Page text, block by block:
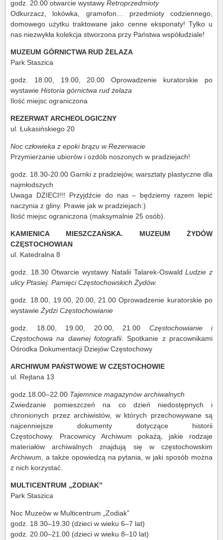
godz. 20.00 otwarcie wystawy Retroprzedmioty
Odkurzacz, lokówka, gramofon… przedmioty codziennego,
domowego użytku traktowane jako cenne eksponaty! Tylko u
nas niezwykła kolekcja stworzona przy Państwa współudziale!
MUZEUM GÓRNICTWA RUD ŻELAZA
Park Staszica
godz. 18.00, 19.00, 20.00 Oprowadzenie kuratorskie po
wystawie Historia górnictwa rud żelaza
Ilość miejsc ograniczona
REZERWAT ARCHEOLOGICZNY
ul. Łukasińskiego 20
Noc człowieka z epoki brązu w Rezerwacie
Przymierzanie ubiorów i ozdób noszonych w pradziejach!
godz. 18.30-20.00 Garnki z pradziejów, warsztaty plastyczne dla
najmłodszych
Uwaga DZIECI!!! Przyjdźcie do nas – będziemy razem lepić
naczynia z gliny. Prawie jak w pradziejach:)
Ilość miejsc ograniczona (maksymalnie 25 osób).
KAMIENICA MIESZCZAŃSKA. MUZEUM ŻYDÓW
CZĘSTOCHOWIAN
ul. Katedralna 8
godz. 18.30 Otwarcie wystawy Natalii Talarek-OswaldLudzie z
ulicy Ptasiej. Pamięci Częstochowskich Żydów.
godz. 18.00, 19.00, 20.00, 21.00 Oprowadzenie kuratorskie po
wystawie Żydzi Częstochowianie
godz. 18.00, 19.00, 20.00, 21.00 Częstochowianie i
Częstochowa na dawnej fotografii. Spotkanie z pracownikami
Ośrodka Dokumentacji Dziejów Częstochowy
ARCHIWUM PAŃSTWOWE W CZĘSTOCHOWIE
ul. Rejtana 13
godz.18.00–22.00 Tajemnice magazynów archiwalnych
Zwiedzanie pomieszczeń na co dzień niedostępnych i
chronionych przez archiwistów, w których przechowywane są
najcenniejsze dokumenty dotyczące historii
Częstochowy. Pracownicy Archiwum pokażą, jakie rodzaje
materiałów archiwalnych znajdują się w częstochowskim
Archiwum, a także opowiedzą na pytania, w jaki sposób można
z nich korzystać.
MULTICENTRUM „ZODIAK”
Park Staszica
Noc Muzeów w Multicentrum „Zodiak”
godz. 18.30–19.30 (dzieci w wieku 6–7 lat)
godz. 20.00–21.00 (dzieci w wieku 8–10 lat)